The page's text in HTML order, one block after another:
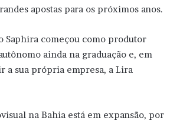
apostas para os próximos anos.
Saphira começou como produtor
ainda na graduação e, em
a sua própria empresa, a Lira
na Bahia está em expansão, por